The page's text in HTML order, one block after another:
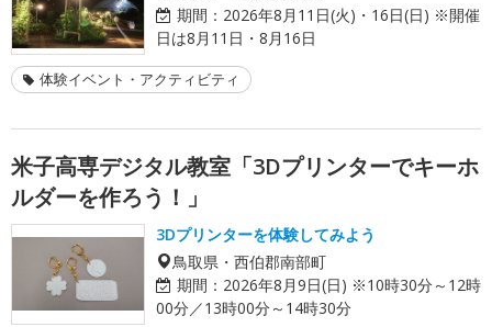
期間： 2026年8月11日(火)・16日(日) ※開催
日は8月11日・8月16日
体験イベント・アクティビティ
米子高専デジタル教室「3Dプリンターでキーホ
ルダーを作ろう！」
3Dプリンターを体験してみよう
鳥取県・西伯郡南部町
期間： 2026年8月9日(日) ※10時30分～12時
00分／13時00分～14時30分